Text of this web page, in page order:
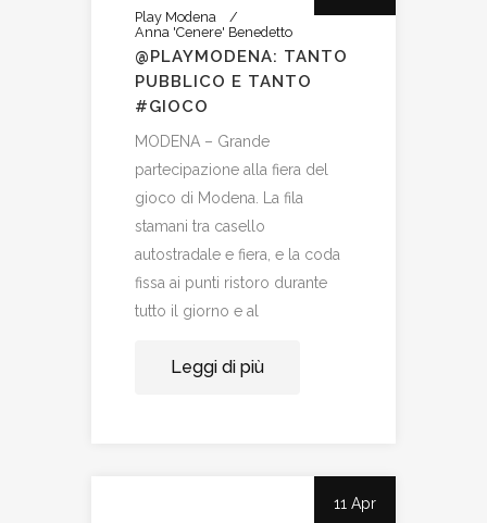
Play Modena
Anna 'Cenere' Benedetto
@PLAYMODENA: TANTO
PUBBLICO E TANTO
#GIOCO
MODENA – Grande
partecipazione alla fiera del
gioco di Modena. La fila
stamani tra casello
autostradale e fiera, e la coda
fissa ai punti ristoro durante
tutto il giorno e al
Leggi di più
11 Apr